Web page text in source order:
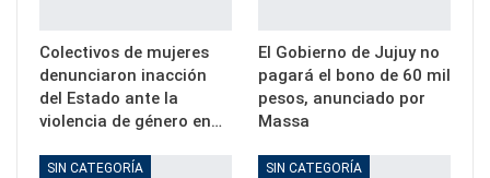
Colectivos de mujeres
denunciaron inacción
del Estado ante la
violencia de género en…
El Gobierno de Jujuy no
pagará el bono de 60 mil
pesos, anunciado por
Massa
SIN CATEGORÍA SIN CATEGORÍA